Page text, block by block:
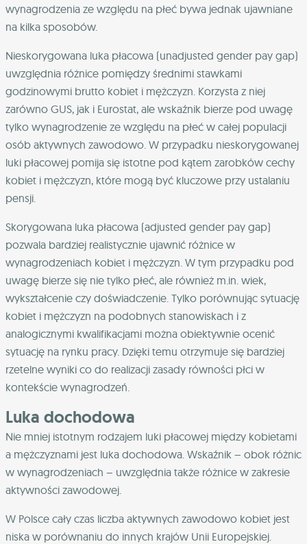
wynagrodzenia ze względu na płeć bywa jednak ujawniane
na kilka sposobów.
Nieskorygowana luka płacowa (unadjusted gender pay gap)
uwzględnia różnice pomiędzy średnimi stawkami
godzinowymi brutto kobiet i mężczyzn. Korzysta z niej
zarówno GUS, jak i Eurostat, ale wskaźnik bierze pod uwagę
tylko wynagrodzenie ze względu na płeć w całej populacji
osób aktywnych zawodowo. W przypadku nieskorygowanej
luki płacowej pomija się istotne pod kątem zarobków cechy
kobiet i mężczyzn, które mogą być kluczowe przy ustalaniu
pensji.
Skorygowana luka płacowa (adjusted gender pay gap)
pozwala bardziej realistycznie ujawnić różnice w
wynagrodzeniach kobiet i mężczyzn. W tym przypadku pod
uwagę bierze się nie tylko płeć, ale również m.in. wiek,
wykształcenie czy doświadczenie. Tylko porównując sytuację
kobiet i mężczyzn na podobnych stanowiskach i z
analogicznymi kwalifikacjami można obiektywnie ocenić
sytuację na rynku pracy. Dzięki temu otrzymuje się bardziej
rzetelne wyniki co do realizacji zasady równości płci w
kontekście wynagrodzeń.
Luka dochodowa
Nie mniej istotnym rodzajem luki płacowej między kobietami
a mężczyznami jest luka dochodowa. Wskaźnik – obok różnic
w wynagrodzeniach – uwzględnia także różnice w zakresie
aktywności zawodowej.
W Polsce cały czas liczba aktywnych zawodowo kobiet jest
niska w porównaniu do innych krajów Unii Europejskiej.